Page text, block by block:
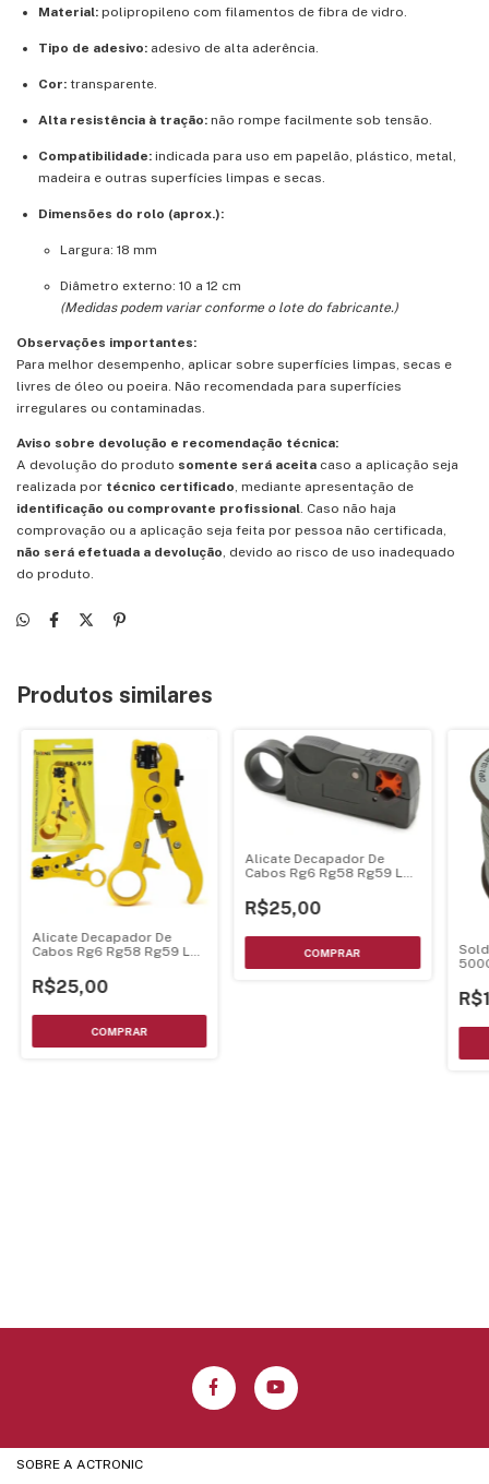
Material: polipropileno com filamentos de fibra de vidro.
Tipo de adesivo: adesivo de alta aderência.
Cor: transparente.
Alta resistência à tração: não rompe facilmente sob tensão.
Compatibilidade: indicada para uso em papelão, plástico, metal,
madeira e outras superfícies limpas e secas.
Dimensões do rolo (aprox.):
Largura: 18 mm
Diâmetro externo: 10 a 12 cm
(Medidas podem variar conforme o lote do fabricante.)
Observações importantes:
Para melhor desempenho, aplicar sobre superfícies limpas, secas e
livres de óleo ou poeira. Não recomendada para superfícies
irregulares ou contaminadas.
Aviso sobre devolução e recomendação técnica:
A devolução do produto somente será aceita caso a aplicação seja
realizada por técnico certificado, mediante apresentação de
identificação ou comprovante profissional. Caso não haja
comprovação ou a aplicação seja feita por pessoa não certificada,
não será efetuada a devolução, devido ao risco de uso inadequado
do produto.
Produtos similares
Alicate Decapador De
Cabos Rg6 Rg58 Rg59 Le-
R$25,00
Alicate Decapador De
Cabos Rg6 Rg58 Rg59 Le-
R$25,00
SOBRE A ACTRONIC